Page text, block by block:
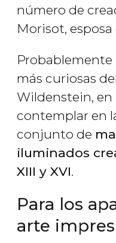
número de
Morisot,
Probablemente
más curiosas
Wildenstein, en
contemplar en
conjunto de
iluminados
XIII y XVI.
Para los
arte